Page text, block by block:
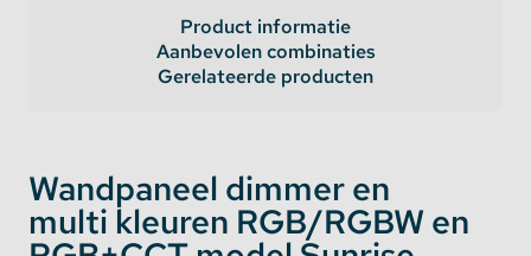
Product informatie
Aanbevolen combinaties
Gerelateerde producten
Wandpaneel dimmer en
multi kleuren RGB/RGBW en